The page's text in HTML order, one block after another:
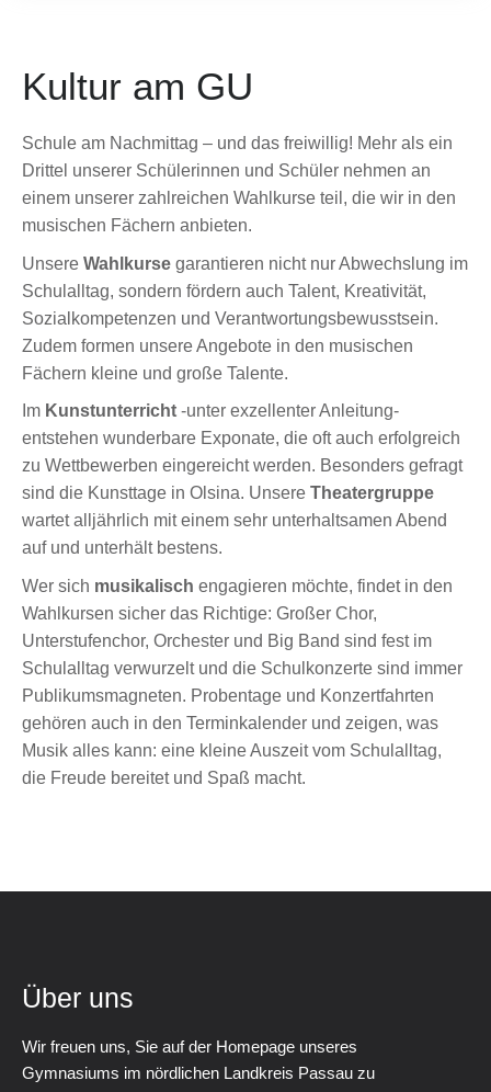
Kultur am GU
Schule am Nachmittag – und das freiwillig! Mehr als ein
Drittel unserer Schülerinnen und Schüler nehmen an
einem unserer zahlreichen Wahlkurse teil, die wir in den
musischen Fächern anbieten.
Unsere Wahlkurse garantieren nicht nur Abwechslung im
Schulalltag, sondern fördern auch Talent, Kreativität,
Sozialkompetenzen und Verantwortungsbewusstsein.
Zudem formen unsere Angebote in den musischen
Fächern kleine und große Talente.
Im Kunstunterricht -unter exzellenter Anleitung-
entstehen wunderbare Exponate, die oft auch erfolgreich
zu Wettbewerben eingereicht werden. Besonders gefragt
sind die Kunsttage in Olsina. Unsere Theatergruppe
wartet alljährlich mit einem sehr unterhaltsamen Abend
auf und unterhält bestens.
Wer sich musikalisch engagieren möchte, findet in den
Wahlkursen sicher das Richtige: Großer Chor,
Unterstufenchor, Orchester und Big Band sind fest im
Schulalltag verwurzelt und die Schulkonzerte sind immer
Publikumsmagneten. Probentage und Konzertfahrten
gehören auch in den Terminkalender und zeigen, was
Musik alles kann: eine kleine Auszeit vom Schulalltag,
die Freude bereitet und Spaß macht.
Über uns
Wir freuen uns, Sie auf der Homepage unseres
Gymnasiums im nördlichen Landkreis Passau zu